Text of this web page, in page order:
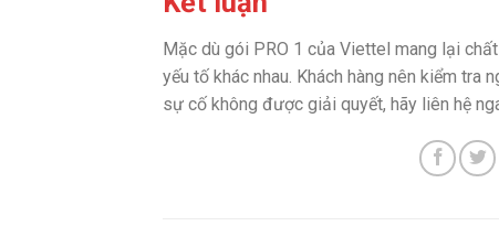
Mặc dù gói PRO 1 của Viettel mang lại
yếu tố khác nhau. Khách hàng nên kiểm tra
sự cố không được giải quyết, hãy liên hệ